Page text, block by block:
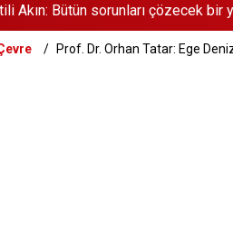
Okulu’nda yangın
Zonguldak Kurucu İl Yönetim
Prof. Dr. Orhan Tatar: Ege